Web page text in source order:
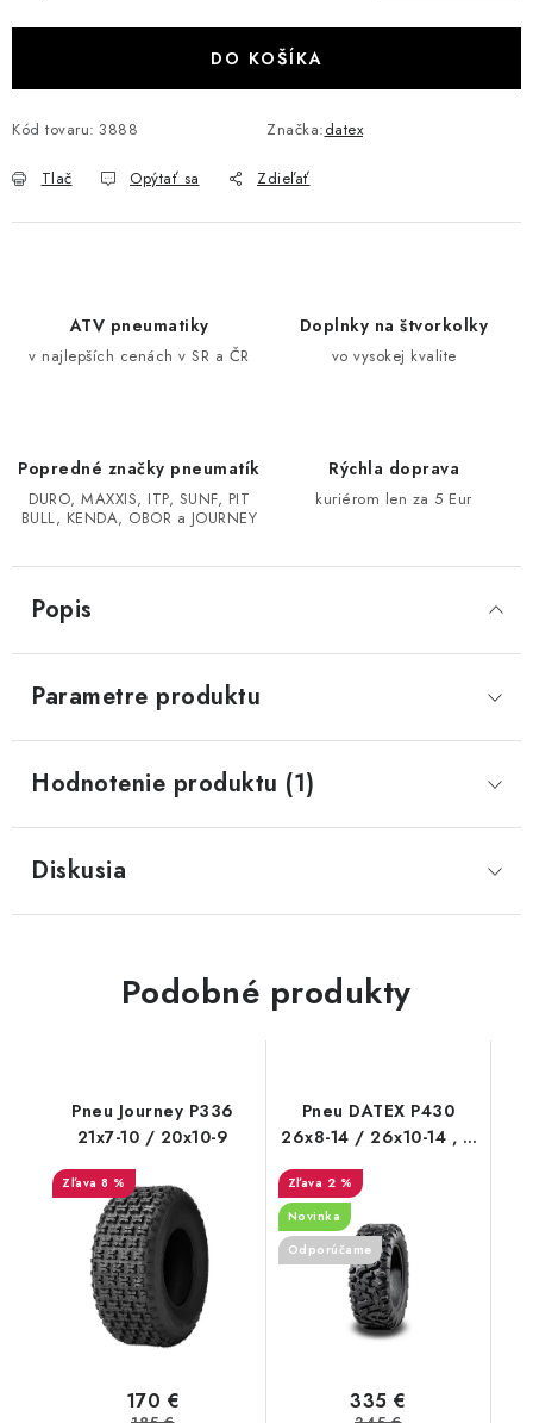
YAMAHA GRIZZLY 550/660/700
SUZUKI KINGQUAD 700/750 LTA
CAN AM RENEGADE 570/650/800/1000
CF MOTO 800/850 GLADIATOR X8
POLARIS SPORTSMAN RZR 1000
LINHAI 400/500/M550/650
SEGWAY SNARLER AT6 AT5
Reklamačný poriadok - formulár
Kontakt
DO KOŠÍKA
Kód tovaru: 3888 Značka:datex
Tlač Opýtať sa Zdieľať
ATV pneumatiky
v najlepších cenách v SR a ČR
Doplnky na štvorkolky
vo vysokej kvalite
Popredné značky pneumatík
DURO, MAXXIS, ITP, SUNF, PIT
BULL, KENDA, OBOR a JOURNEY
Rýchla doprava
kuriérom len za 5 Eur
Popis
Parametre produktu
Hodnotenie produktu (1)
Diskusia
Podobné produkty
Pneu Journey P336
21x7-10 / 20x10-9
8 %
170 €
Pneu DATEX P430
26x8-14 / 26x10-14 , 6
PR CST STAG
2 %
Novinka
Odporúčame
335 €